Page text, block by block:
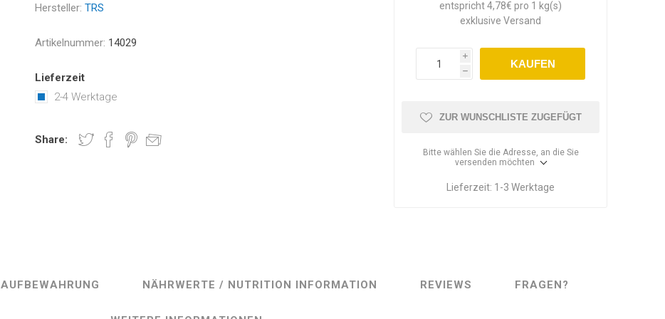
Hersteller: TRS
Artikelnummer: 14029
Lieferzeit
2-4 Werktage
Share:
entspricht 4,78€ pro 1 kg(s)
exklusiveVersand
i
h
KAUFEN
ZUR WUNSCHLISTE ZUGEFÜGT
Bitte wählen Sie die Adresse, an die Sie
versenden möchten
Lieferzeit: 1-3 Werktage
AUFBEWAHRUNG NÄHRWERTE / NUTRITION INFORMATION REVIEWS FRAGEN?